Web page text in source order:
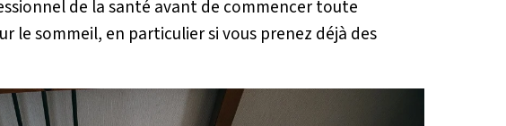
de la santé avant de commencer toute
le sommeil, en particulier si vous prenez déjà des